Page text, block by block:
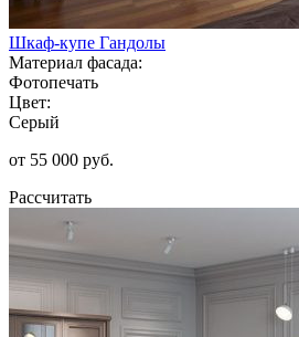
Шкаф-купе Гандолы
Материал фасада:
Фотопечать
Цвет:
Серый
от 55 000 руб.
Рассчитать